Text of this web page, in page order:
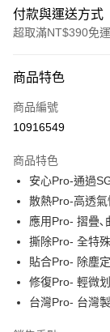
付款與運送方式
超取滿NT$390免運
信用卡一次付款
超商取貨付款
Apple Pay
街口支付
悠遊付
全盈+PAY
運送方式
商品特色
商品編號
10916549
商品特色
安心Pro-通過
散熱Pro-高透
應用Pro- 摺疊､
撕除Pro- 全特
貼合Pro- 除塵
修復Pro- 輕微
台灣Pro- 台灣